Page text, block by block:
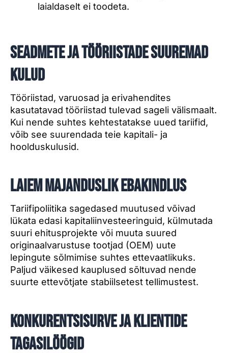
laialdaselt ei toodeta.
Seadmete ja tööriistade suuremad
kulud
Tööriistad, varuosad ja erivahendites
kasutatavad tööriistad tulevad sageli välismaalt.
Kui nende suhtes kehtestatakse uued tariifid,
võib see suurendada teie kapitali- ja
hoolduskulusid.
Laiem majanduslik ebakindlus
Tariifipoliitika sagedased muutused võivad
lükata edasi kapitaliinvesteeringuid, külmutada
suuri ehitusprojekte või muuta suured
originaalvarustuse tootjad (OEM) uute
lepingute sõlmimise suhtes ettevaatlikuks.
Paljud väikesed kauplused sõltuvad nende
suurte ettevõtjate stabiilsetest tellimustest.
Konkurentsisurve ja klientide
tagasilöögid